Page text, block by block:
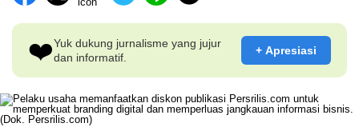
❤️Yuk dukung jurnalisme yang jujur
dan informatif.
+ Apresiasi